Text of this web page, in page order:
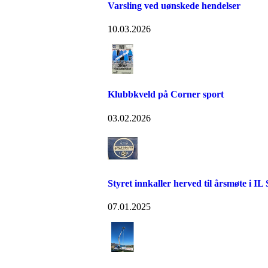
Varsling ved uønskede hendelser
10.03.2026
Klubbkveld på Corner sport
03.02.2026
Styret innkaller herved til årsmøte i IL
07.01.2025